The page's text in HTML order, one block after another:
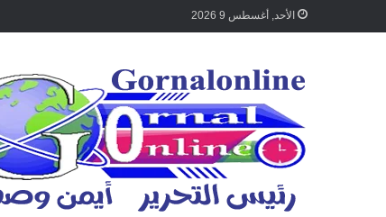
الأحد, أغسطس 9 2026